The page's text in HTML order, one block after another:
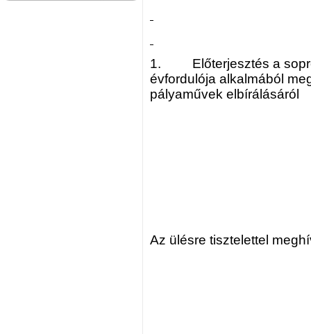
1. Előterjesztés a
évfordulója alkalmából
pályaművek elbírálásáról
Az ülésre tisztelettel